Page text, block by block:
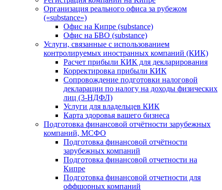
Организация реального офиса за рубежом
(«substance»)
Офис на Кипре (substance)
Офис на БВО (substance)
Услуги, связанные с использованием
контролируемых иностранных компаний (КИК)
Расчет прибыли КИК для декларирования
Корректировка прибыли КИК
Сопровождение подготовки налоговой
декларации по налогу на доходы физических
лиц (3-НДФЛ)
Услуги для владельцев КИК
Карта здоровья вашего бизнеса
Подготовка финансовой отчётности зарубежных
компаний, МСФО
Подготовка финансовой отчётности
зарубежных компаний
Подготовка финансовой отчетности на
Кипре
Подготовка финансовой отчетности для
оффшорных компаний